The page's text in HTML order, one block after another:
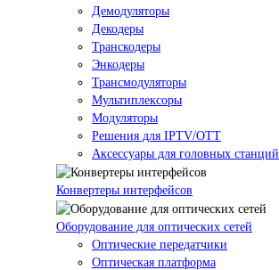
Демодуляторы
Декодеры
Транскодеры
Энкодеры
Трансмодуляторы
Мультиплексоры
Модуляторы
Решения для IPTV/OTT
Аксессуары для головных станций
Конвертеры интерфейсов
Оборудование для оптических сетей
Оптические передатчики
Оптическая платформа